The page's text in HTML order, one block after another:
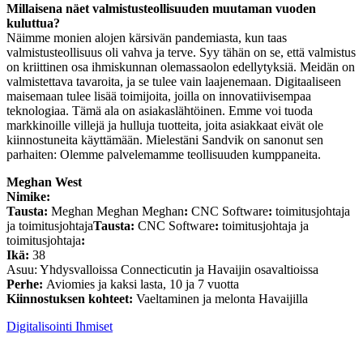
Millaisena näet valmistusteollisuuden muutaman vuoden
kuluttua?
Näimme monien alojen kärsivän pandemiasta, kun taas
valmistusteollisuus oli vahva ja terve. Syy tähän on se, että valmistus
on kriittinen osa ihmiskunnan olemassaolon edellytyksiä. Meidän on
valmistettava tavaroita, ja se tulee vain laajenemaan. Digitaaliseen
maisemaan tulee lisää toimijoita, joilla on innovatiivisempaa
teknologiaa. Tämä ala on asiakaslähtöinen. Emme voi tuoda
markkinoille villejä ja hulluja tuotteita, joita asiakkaat eivät ole
kiinnostuneita käyttämään. Mielestäni Sandvik on sanonut sen
parhaiten: Olemme palvelemamme teollisuuden kumppaneita.
Meghan West
Nimike:
Tausta: Meghan Meghan Meghan: CNC Software: toimitusjohtaja
ja toimitusjohtajaTausta: CNC Software: toimitusjohtaja ja
toimitusjohtaja:
Ikä: 38
Asuu: Yhdysvalloissa Connecticutin ja Havaijin osavaltioissa
Perhe: Aviomies ja kaksi lasta, 10 ja 7 vuotta
Kiinnostuksen kohteet: Vaeltaminen ja melonta Havaijilla
Digitalisointi Ihmiset